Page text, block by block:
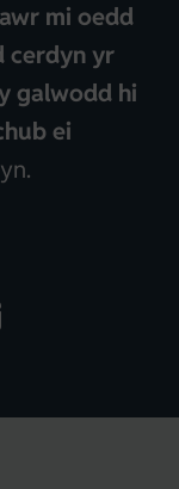
mi oedd
cerdyn yr
galwodd hi
ei